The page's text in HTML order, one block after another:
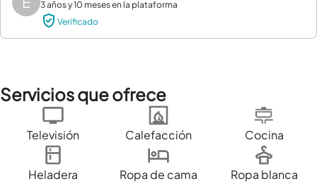
3 años y 10 meses en la plataforma
Verificado
Servicios que ofrece
Televisión Calefacción Cocina
Heladera Ropa de cama
Ropa blanca